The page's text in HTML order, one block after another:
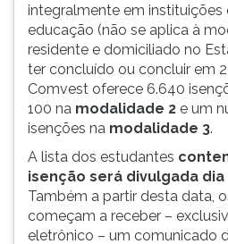
integralmente em instituições
educação (não se aplica à
residente e domiciliado no
ter concluído ou concluir em
Comvest oferece 6.640
100 na modalidade 2 e um
isenções na modalidade 3.
A lista dos estudantes
isenção será divulgada dia
Também a partir desta data,
começam a receber –
eletrônico – um comunicado